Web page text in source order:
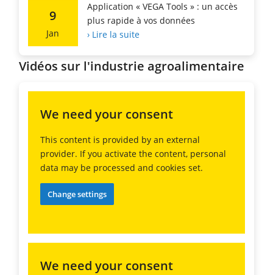
9
Jan
Application « VEGA Tools » : un accès
plus rapide à vos données
› Lire la suite
Vidéos sur l'industrie agroalimentaire
We need your consent
This content is provided by an external
provider. If you activate the content, personal
data may be processed and cookies set.
Change settings
We need your consent